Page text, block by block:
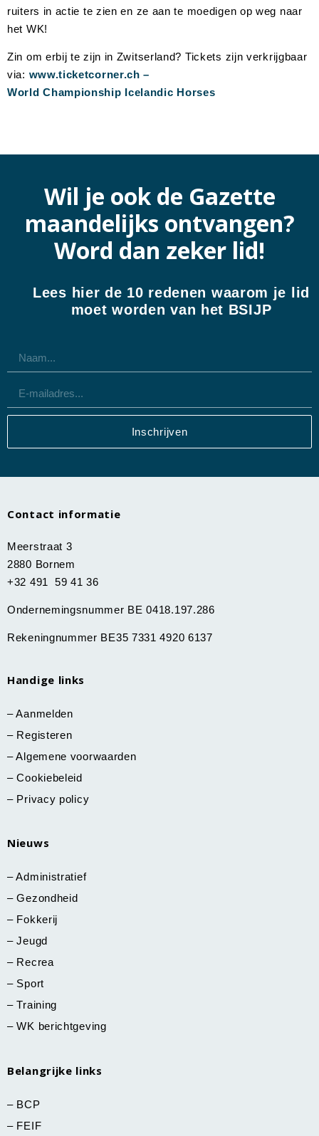
ruiters in actie te zien en ze aan te moedigen op weg naar
het WK!
Zin om erbij te zijn in Zwitserland? Tickets zijn verkrijgbaar
via: www.ticketcorner.ch –
World Championship Icelandic Horses
Wil je ook de Gazette
maandelijks ontvangen?
Word dan zeker lid!
Lees hier de 10 redenen waarom je lid
moet worden van het BSIJP
Inschrijven
Contact informatie
Meerstraat 3
2880 Bornem
+32 491 59 41 36
Ondernemingsnummer BE 0418.197.286
Rekeningnummer BE35 7331 4920 6137
Handige links
–Aanmelden
– Registeren
–Algemene voorwaarden
–Cookiebeleid
– Privacy policy
Nieuws
–Administratief
–Gezondheid
– Fokkerij
–Jeugd
– Recrea
– Sport
–Training
–WK berichtgeving
Belangrijke links
– BCP
– FEIF